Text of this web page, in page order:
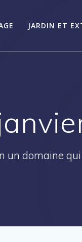
JARDIN ET
un domaine